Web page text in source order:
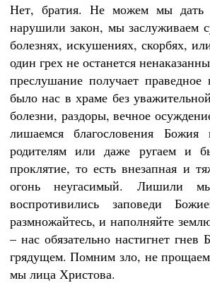
Нет, братия. Не можем мы дать
нарушили закон, мы заслуживаем
болезнях, искушениях, скорбях,
один грех не останется
преслушание получает
было нас в храме без
болезни, раздоры, вечное
лишаемся благословения
родителям или даже ругаем и
проклятие, то есть внезапная и
огонь неугасимый. Лишили
воспротивились заповеди
размножайтесь, и наполняйте
– нас обязательно настигнет
грядущем. Помним зло, не
мы лица Христова.